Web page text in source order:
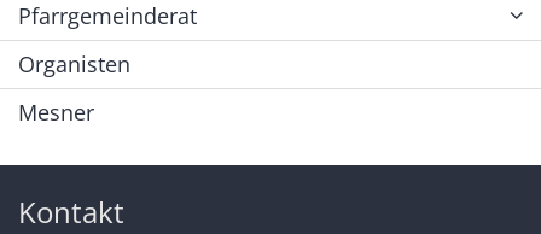
Pfarrgemeinderat
Organisten
Mesner
Kontakt